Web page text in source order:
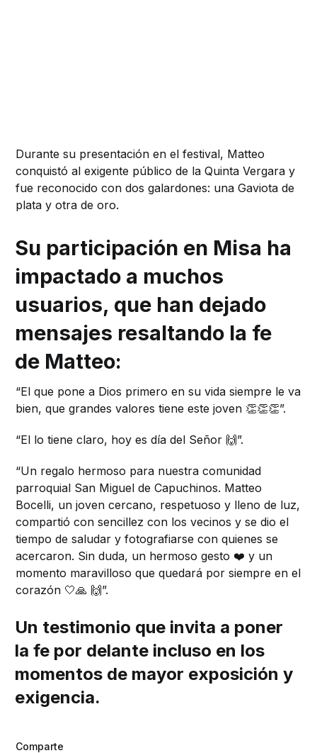
Durante su presentación en el festival, Matteo
conquistó al exigente público de la Quinta Vergara y
fue reconocido con dos galardones: una Gaviota de
plata y otra de oro.
Su participación en Misa ha
impactado a muchos
usuarios, que han dejado
mensajes resaltando la fe
de Matteo:
“El que pone a Dios primero en su vida siempre le va
bien, que grandes valores tiene este joven 👏👏👏”.
“El lo tiene claro, hoy es día del Señor 🙌”.
“Un regalo hermoso para nuestra comunidad
parroquial San Miguel de Capuchinos. Matteo
Bocelli, un joven cercano, respetuoso y lleno de luz,
compartió con sencillez con los vecinos y se dio el
tiempo de saludar y fotografiarse con quienes se
acercaron. Sin duda, un hermoso gesto ❤️ y un
momento maravilloso que quedará por siempre en el
corazón 🤍🙏 🙌”.
Un testimonio que invita a poner
la fe por delante incluso en los
momentos de mayor exposición y
exigencia.
Comparte